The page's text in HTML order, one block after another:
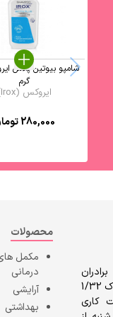
گرم
ایروکس (Irox)
280,000
رحمانی -شهرک آپادانا - پاساژگل مریم - پلاک 1/32
کاری
محصولات
مکمل
درمانی
آرایشی
بهداشتی